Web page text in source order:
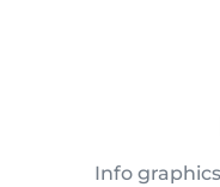
Info